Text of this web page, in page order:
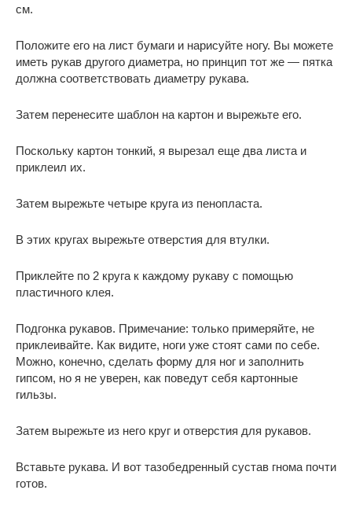
см.
Положите его на лист бумаги и нарисуйте ногу. Вы можете
иметь рукав другого диаметра, но принцип тот же — пятка
должна соответствовать диаметру рукава.
Затем перенесите шаблон на картон и вырежьте его.
Поскольку картон тонкий, я вырезал еще два листа и
приклеил их.
Затем вырежьте четыре круга из пенопласта.
В этих кругах вырежьте отверстия для втулки.
Приклейте по 2 круга к каждому рукаву с помощью
пластичного клея.
Подгонка рукавов. Примечание: только примеряйте, не
приклеивайте. Как видите, ноги уже стоят сами по себе.
Можно, конечно, сделать форму для ног и заполнить
гипсом, но я не уверен, как поведут себя картонные
гильзы.
Затем вырежьте из него круг и отверстия для рукавов.
Вставьте рукава. И вот тазобедренный сустав гнома почти
готов.